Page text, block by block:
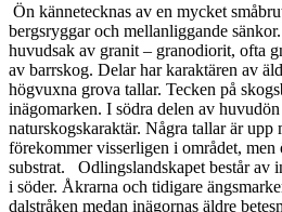
Ön kännetecknas av en mycket
bergsryggar och mellanliggande
huvudsak av granit – granodiorit, ofta
av barrskog. Delar har karaktären av
högvuxna grova tallar. Tecken på
inägomarken. I södra delen av
naturskogskaraktär. Några tallar är upp
förekommer visserligen i området, men
substrat. Odlingslandskapet består av
i söder. Åkrarna och tidigare
dalstråken medan inägornas äldre